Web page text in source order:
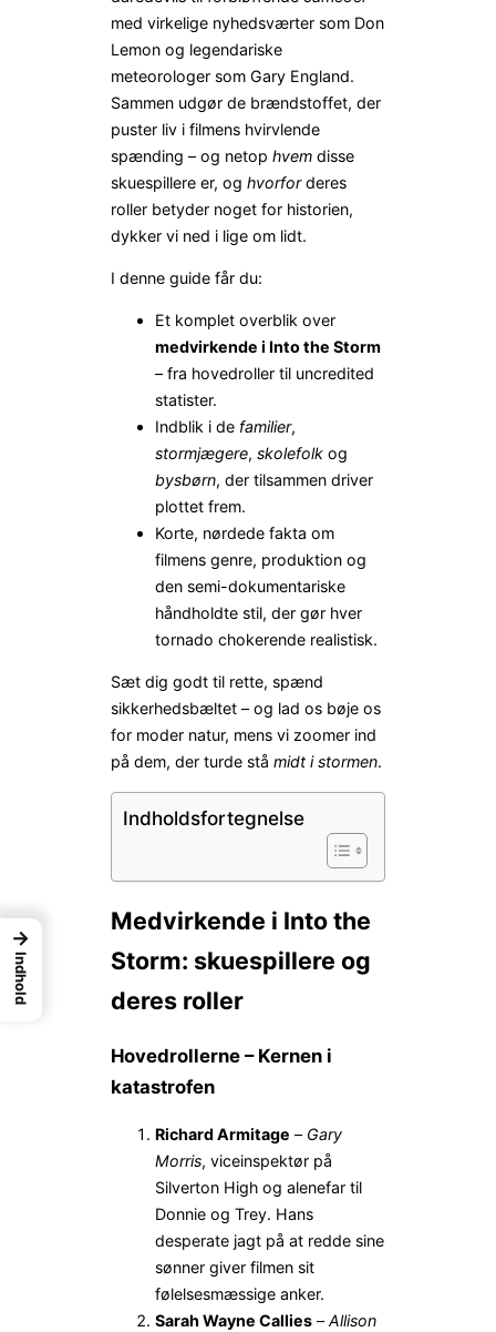
med virkelige nyhedsværter som Don
Lemon og legendariske
meteorologer som Gary England.
Sammen udgør de brændstoffet, der
puster liv i filmens hvirvlende
spænding – og netop hvem disse
skuespillere er, og hvorforderes
roller betyder noget for historien,
dykker vi ned i lige om lidt.
I denne guide får du:
Et komplet overblik over
medvirkende i Into the Storm
– fra hovedroller til uncredited
statister.
Indblik i de familier,
stormjægere, skolefolk og
bysbørn, der tilsammen driver
plottet frem.
Korte, nørdede fakta om
filmens genre, produktion og
den semi-dokumentariske
håndholdte stil, der gør hver
tornado chokerende realistisk.
Sæt dig godt til rette, spænd
sikkerhedsbæltet – og lad os bøje os
for moder natur, mens vi zoomer ind
på dem, der turde stå midt i stormen.
Indholdsfortegnelse
Medvirkende i Into the
Storm: skuespillere og
deres roller
Hovedrollerne – Kernen i
katastrofen
Richard Armitage – Gary
Morris, viceinspektør på
Silverton High og alenefar til
Donnie og Trey. Hans
desperate jagt på at redde sine
sønner giver filmen sit
følelsesmæssige anker.
Sarah Wayne Callies –Allison
→
Indhold